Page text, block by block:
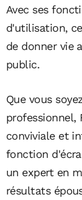
Avec ses
d'utilisation, ce
de donner vie
public.
Que vous
professionnel,
conviviale et
fonction
un expert en
résultats